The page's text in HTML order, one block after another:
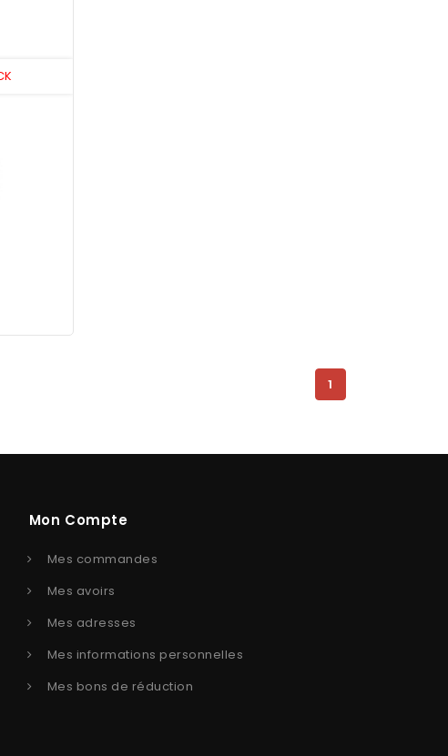
1
Mon Compte
Mes commandes
Mes avoirs
Mes adresses
Mes informations personnelles
Mes bons de réduction